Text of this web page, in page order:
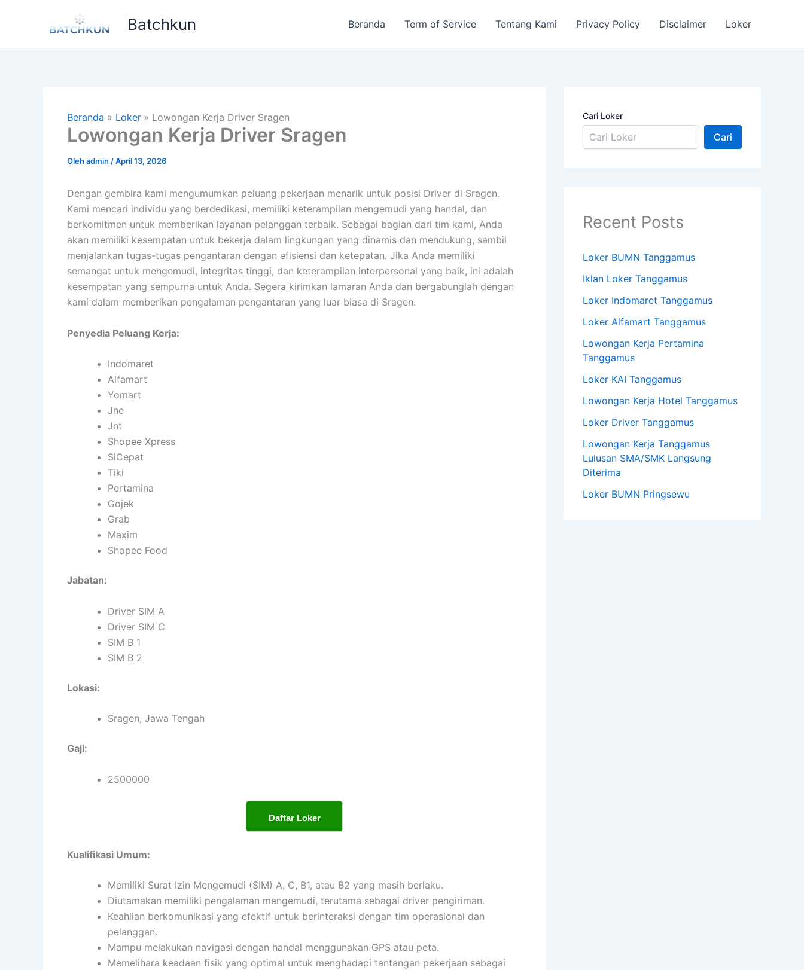
Batchkun Beranda Term of Service Tentang Kami Privacy Policy Disclaimer Loker
Beranda Loker Lowongan Kerja Driver Sragen
Lowongan Kerja Driver Sragen
Olehadmin /April 13, 2026
Dengan gembira kami mengumumkan peluang pekerjaan menarik untuk posisi Driver di Sragen.
Kami mencari individu yang berdedikasi, memiliki keterampilan mengemudi yang handal, dan
berkomitmen untuk memberikan layanan pelanggan terbaik. Sebagai bagian dari tim kami, Anda
akan memiliki kesempatan untuk bekerja dalam lingkungan yang dinamis dan mendukung, sambil
menjalankan tugas-tugas pengantaran dengan efisiensi dan ketepatan. Jika Anda memiliki
semangat untuk mengemudi, integritas tinggi, dan keterampilan interpersonal yang baik, ini adalah
kesempatan yang sempurna untuk Anda. Segera kirimkan lamaran Anda dan bergabunglah dengan
kami dalam memberikan pengalaman pengantaran yang luar biasa di Sragen.
Penyedia Peluang Kerja:
Indomaret
Alfamart
Yomart
Jne
Jnt
Shopee Xpress
SiCepat
Tiki
Pertamina
Gojek
Grab
Maxim
Shopee Food
Jabatan:
Driver SIM A
Driver SIM C
SIM B 1
SIM B 2
Lokasi:
Sragen, Jawa Tengah
Gaji:
2500000
Daftar Loker
Kualifikasi Umum:
Memiliki Surat Izin Mengemudi (SIM) A, C, B1, atau B2 yang masih berlaku.
Diutamakan memiliki pengalaman mengemudi, terutama sebagai driver pengiriman.
Keahlian berkomunikasi yang efektif untuk berinteraksi dengan tim operasional dan
pelanggan.
Mampu melakukan navigasi dengan handal menggunakan GPS atau peta.
Memelihara keadaan fisik yang optimal untuk menghadapi tantangan pekerjaan sebagai
Cari Loker
Cari
Recent Posts
Loker BUMN Tanggamus
Iklan Loker Tanggamus
Loker Indomaret Tanggamus
Loker Alfamart Tanggamus
Lowongan Kerja Pertamina
Tanggamus
Loker KAI Tanggamus
Lowongan Kerja Hotel Tanggamus
Loker Driver Tanggamus
Lowongan Kerja Tanggamus
Lulusan SMA/SMK Langsung
Diterima
Loker BUMN Pringsewu